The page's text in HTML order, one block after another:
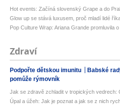
Hot events: Začíná slovenský Grape a do
Glow up se stává luxusem, proč mladí lidé
Pop Culture Wrap: Ariana Grande promluvila
Zdraví
Podpořte dětskou imunitu Babské
pomůže rýmovník
Jak se zdravě zchladit v tropických vedrech:
Úpal a úžeh: Jak je poznat a jak se z nich